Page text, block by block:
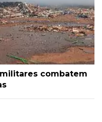
combatem